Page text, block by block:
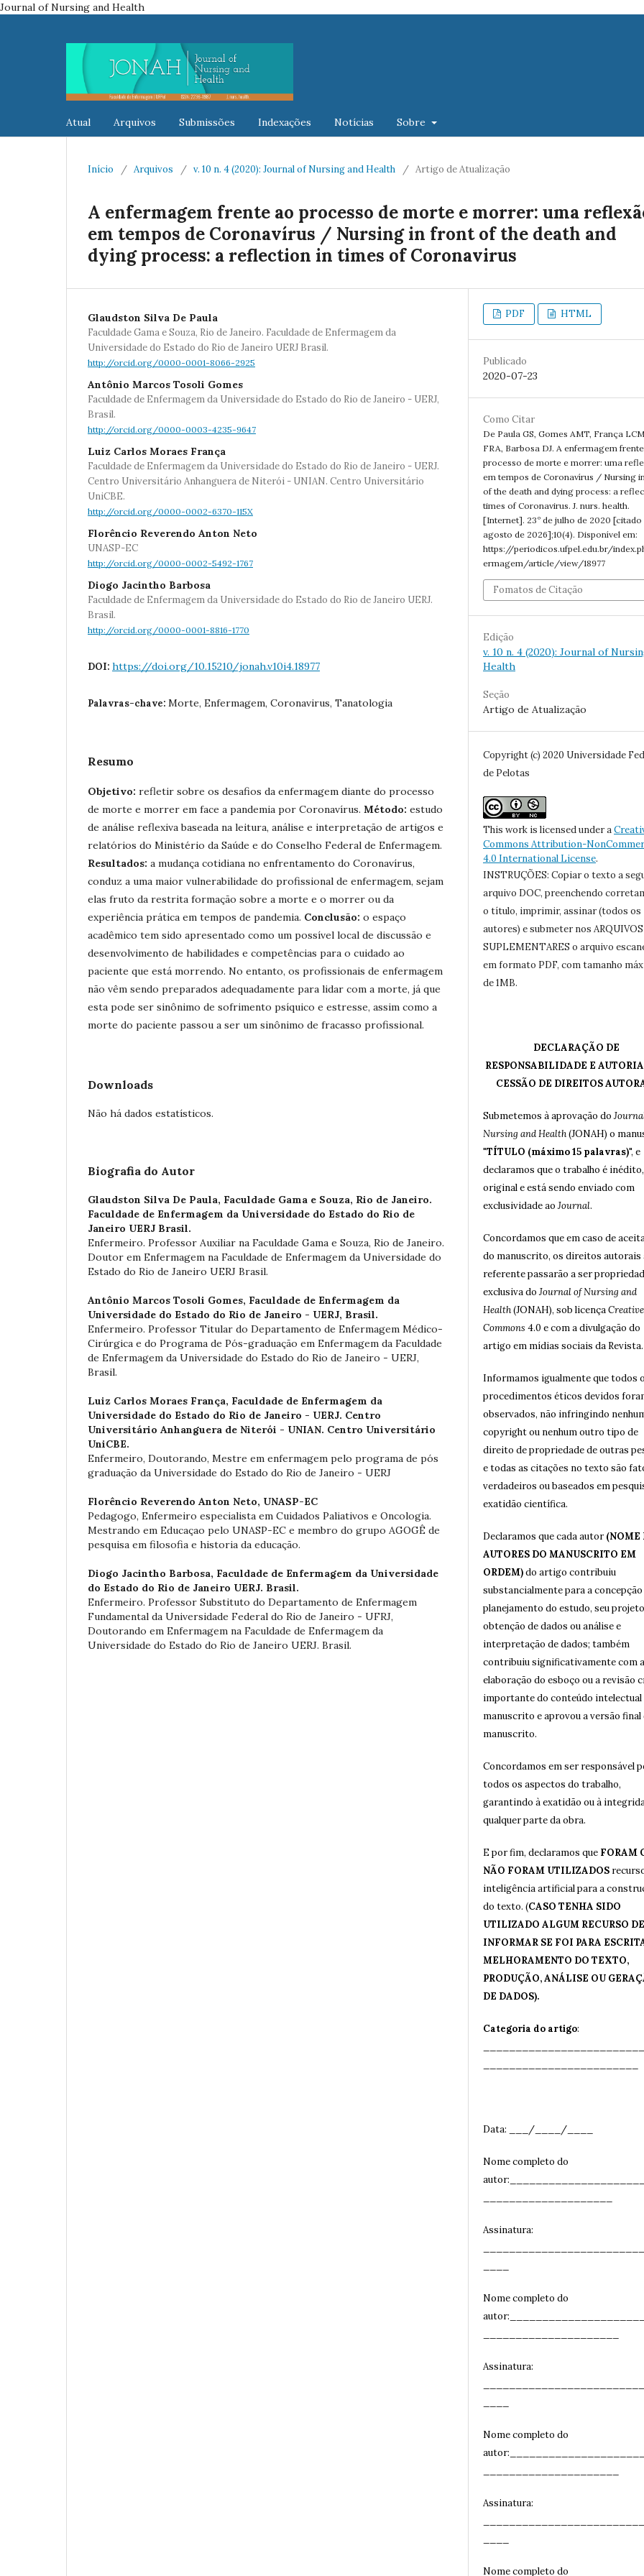
Journal of Nursing and Health
Atual Arquivos Submissões Indexações Notícias Sobre
Início / Arquivos / v. 10 n. 4 (2020): Journal of Nursing and Health / Artigo de Atualização
A enfermagem frente ao processo de morte e morrer: uma
em tempos de Coronavírus / Nursing in front of the death and
dying process: a reflection in times of Coronavirus
Glaudston Silva De Paula
Faculdade Gama e Souza, Rio de Janeiro. Faculdade de Enfermagem da
Universidade do Estado do Rio de Janeiro UERJ Brasil.
http://orcid.org/0000-0001-8066-2925
Antônio Marcos Tosoli Gomes
Faculdade de Enfermagem da Universidade do Estado do Rio de Janeiro - UERJ,
Brasil.
http://orcid.org/0000-0003-4235-9647
Luiz Carlos Moraes França
Faculdade de Enfermagem da Universidade do Estado do Rio de Janeiro - UERJ.
Centro Universitário Anhanguera de Niterói - UNIAN. Centro Universitário
UniCBE.
http://orcid.org/0000-0002-6370-115X
Florêncio Reverendo Anton Neto
UNASP-EC
http://orcid.org/0000-0002-5492-1767
Diogo Jacintho Barbosa
Faculdade de Enfermagem da Universidade do Estado do Rio de Janeiro UERJ.
Brasil.
http://orcid.org/0000-0001-8816-1770
DOI: https://doi.org/10.15210/jonah.v10i4.18977
Palavras-chave: Morte, Enfermagem, Coronavirus, Tanatologia
Resumo
Objetivo: refletir sobre os desafios da enfermagem diante do processo
de morte e morrer em face a pandemia por Coronavírus. Método: estudo
de análise reflexiva baseada na leitura, análise e interpretação de artigos e
relatórios do Ministério da Saúde e do Conselho Federal de Enfermagem.
Resultados: a mudança cotidiana no enfrentamento do Coronavírus,
conduz a uma maior vulnerabilidade do profissional de enfermagem, sejam
elas fruto da restrita formação sobre a morte e o morrer ou da
experiência prática em tempos de pandemia. Conclusão: o espaço
acadêmico tem sido apresentado como um possível local de discussão e
desenvolvimento de habilidades e competências para o cuidado ao
paciente que está morrendo. No entanto, os profissionais de enfermagem
não vêm sendo preparados adequadamente para lidar com a morte, já que
esta pode ser sinônimo de sofrimento psíquico e estresse, assim como a
morte do paciente passou a ser um sinônimo de fracasso profissional.
Downloads
Não há dados estatísticos.
Biografia do Autor
Glaudston Silva De Paula, Faculdade Gama e Souza, Rio de Janeiro.
Faculdade de Enfermagem da Universidade do Estado do Rio de
Janeiro UERJ Brasil.
Enfermeiro. Professor Auxiliar na Faculdade Gama e Souza, Rio de Janeiro.
Doutor em Enfermagem na Faculdade de Enfermagem da Universidade do
Estado do Rio de Janeiro UERJ Brasil.
Antônio Marcos Tosoli Gomes, Faculdade de Enfermagem da
Universidade do Estado do Rio de Janeiro - UERJ, Brasil.
Enfermeiro. Professor Titular do Departamento de Enfermagem Médico-
Cirúrgica e do Programa de Pós-graduação em Enfermagem da Faculdade
de Enfermagem da Universidade do Estado do Rio de Janeiro - UERJ,
Brasil.
Luiz Carlos Moraes França, Faculdade de Enfermagem da
Universidade do Estado do Rio de Janeiro - UERJ. Centro
Universitário Anhanguera de Niterói - UNIAN. Centro Universitário
UniCBE.
Enfermeiro, Doutorando, Mestre em enfermagem pelo programa de pós
graduação da Universidade do Estado do Rio de Janeiro - UERJ
Florêncio Reverendo Anton Neto, UNASP-EC
Pedagogo, Enfermeiro especialista em Cuidados Paliativos e Oncologia.
Mestrando em Educaçao pelo UNASP-EC e membro do grupo AGOGÊ de
pesquisa em filosofia e historia da educação.
Diogo Jacintho Barbosa, Faculdade de Enfermagem da Universidade
do Estado do Rio de Janeiro UERJ. Brasil.
Enfermeiro. Professor Substituto do Departamento de Enfermagem
Fundamental da Universidade Federal do Rio de Janeiro - UFRJ,
Doutorando em Enfermagem na Faculdade de Enfermagem da
Universidade do Estado do Rio de Janeiro UERJ. Brasil.
PDF HTML
Publicado
2020-07-23
Como Citar
De Paula GS, Gomes AMT, França
FRA, Barbosa DJ. A enfermagem
processo de morte e morrer: uma
em tempos de Coronavírus / Nursing
of the death and dying process: a
times of Coronavirus. J. nurs. health.
[Internet]. 23º de julho de 2020 [citado
agosto de 2026];10(4). Disponível em:
https://periodicos.ufpel.edu.br/
ermagem/article/view/18977
Fomatos de Citação
Edição
v. 10 n. 4 (2020): Journal of
Health
Seção
Artigo de Atualização
Copyright (c) 2020 Universidade
de Pelotas
This work is licensed under a
Commons Attribution-
4.0 International License.
INSTRUÇÕES: Copiar o texto a
arquivo DOC, preenchendo
o título, imprimir, assinar (todos os
autores) e submeter nos ARQUIVOS
SUPLEMENTARES o arquivo
em formato PDF, com tamanho
de 1MB.
DECLARAÇÃO DE
RESPONSABILIDADE E
CESSÃO DE DIREITOS
Submetemos à aprovação do
Nursing and Health(JONAH) o
"TÍTULO (máximo 15 palavras)", e
declaramos que o trabalho é inédito,
original e está sendo enviado com
exclusividade ao Journal.
Concordamos que em caso de
do manuscrito, os direitos autorais
referente passarão a ser
exclusiva do Journal of Nursing and
Health(JONAH), sob licençaCreative
Commons 4.0 e com a divulgação do
artigo em mídias sociais da Revista.
Informamos igualmente que todos
procedimentos éticos devidos
observados, não infringindo
copyright ou nenhum outro tipo de
direito de propriedade de outras
e todas as citações no texto são
verdadeiros ou baseados em
exatidão científica.
Declaramos que cada autor(NOME
AUTORES DO MANUSCRITO EM
ORDEM)do artigo contribuiu
substancialmente para a concepção
planejamento do estudo, seu
obtenção de dados ou análise e
interpretação de dados; também
contribuiu significativamente com a
elaboração do esboço ou a revisão
importante do conteúdo intelectual
manuscrito e aprovou a versão final
manuscrito.
Concordamos em ser responsável
todos os aspectos do trabalho,
garantindo à exatidão ou à
qualquer parte da obra.
E por fim, declaramos que FORAM
NÃO FORAM UTILIZADOS
inteligência artificial para a
do texto. (CASO TENHA SIDO
UTILIZADO ALGUM RECURSO
INFORMAR SE FOI PARA
MELHORAMENTO DO TEXTO,
PRODUÇÃO, ANÁLISE OU
DE DADOS).
Categoria do artigo:
Data: ___/____/____
Nome completo do
Assinatura:
Nome completo do
Assinatura:
Nome completo do
Assinatura:
Nome completo do